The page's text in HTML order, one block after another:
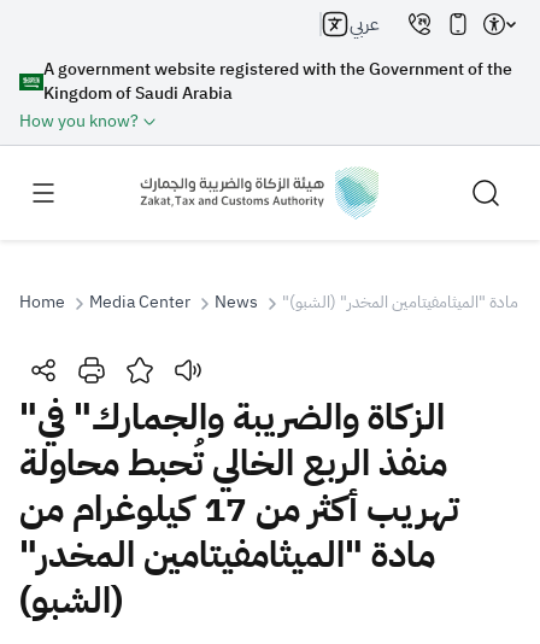
A government website registered with the Government of the
Kingdom of Saudi Arabia
How you know?
عربي
Search
Search Search AI
Suggestions
Zakat
Real Estate Transactions
Home Media Center News
"الزكاة والضريبة والجمارك" في
منفذ الربع الخالي تُحبط محاولة
تهريب أكثر من 17 كيلوغرام من
مادة "الميثامفيتامين المخدر"
(الشبو)